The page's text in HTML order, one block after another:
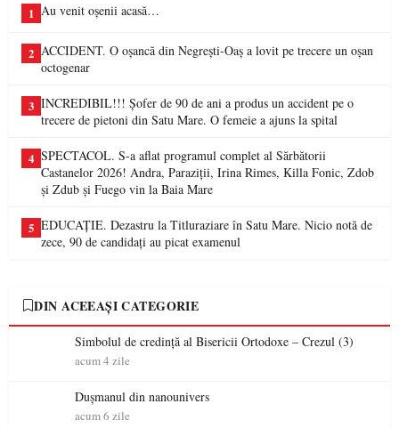
1 Au venit oșenii acasă…
2 ACCIDENT. O oșancă din Negrești-Oaș a lovit pe trecere un oșan
octogenar
3 INCREDIBIL!!! Șofer de 90 de ani a produs un accident pe o
trecere de pietoni din Satu Mare. O femeie a ajuns la spital
4 SPECTACOL. S-a aflat programul complet al Sărbătorii
Castanelor 2026! Andra, Paraziții, Irina Rimes, Killa Fonic, Zdob
și Zdub și Fuego vin la Baia Mare
5 EDUCAȚIE. Dezastru la Titluraziare în Satu Mare. Nicio notă de
zece, 90 de candidați au picat examenul
DIN ACEEAȘI CATEGORIE
Simbolul de credinţă al Bisericii Ortodoxe – Crezul (3)
acum 4 zile
Dușmanul din nanounivers
acum 6 zile